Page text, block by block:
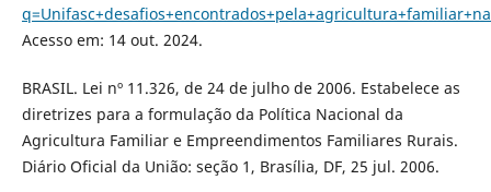
Acesso em: 14 out. 2024.
BRASIL. Lei nº 11.326, de 24 de julho de 2006. Estabelece as
diretrizes para a formulação da Política Nacional da
Agricultura Familiar e Empreendimentos Familiares Rurais.
Diário Oficial da União: seção 1, Brasília, DF, 25 jul. 2006.